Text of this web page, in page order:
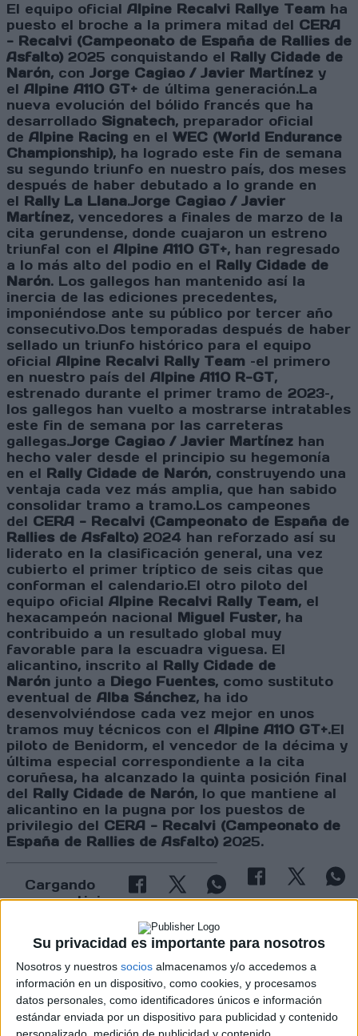
Su privacidad es importante para nosotros
Nosotros y nuestros socios almacenamos y/o accedemos a
información en un dispositivo, como cookies, y procesamos
datos personales, como identificadores únicos e información
estándar enviada por un dispositivo para publicidad y contenido
El equipo oficial Alpine Recalvi Rallye Team ha
puesto el broche a la primera mitad del CERA
- Recalvi (Campeonato de España de Rallies de
Asfalto) 2025 conquistando el Rally Cidade de
Narón, con Jorge Cagiao / Javier Martínez y
el Alpine A110 GT+ de última generación.La
nueva evolución del bólido francés que ha
desarrollado Signatech, preparador oficial
de Alpine Racing en el WEC (World Endurance
Championship), ha logrado este fin de semana
su segundo triunfo en nuestro país, dos meses
después de haber debutado a lo grande en
el Rally La Llana.Jorge Cagiao / Javier
Martínez, vencedores a finales de marzo de la
cita gerundense, donde cuajaron un estreno
triunfal con el Alpine A110 GT+, han regresado
a lo más alto del podio en el Rally Cidade de
Narón. Los gallegos han mantenido así la
inercia de las ediciones precedentes,
imponiéndose ante su público por tercer año
consecutivo.Dos temporadas después de haber
sellado un triunfo histórico para el equipo
oficial Alpine Recalvi Rally Team –el primero
en nuestro país del Alpine A110 R-GT,
estrenado durante el primer tramo de 2023–,
los gallegos han vuelto a mostrarse intratables
este fin de semana por las carreteras
gallegas.Jorge Cagiao / Javier Martínez han
hecho valer desde el principio su hegemonía
en el Rally Cidade de Narón, construyendo una
ventaja cada vez más amplia, que han sabido
consolidar tramo a tramo.Los campeones
del CERA - Recalvi (Campeonato de España de
Rallies de Asfalto) 2024 han reforzado así su
liderato en la clasificación general, una vez
cubierto el primer tríptico de seis citas que
conforman el calendario.El otro piloto del
equipo oficial Alpine Recalvi Rally Team, el
hexacampeón nacional Miguel Fuster, ha
contribuido a un resultado global muy
favorable para la escuadra viguesa. El
alicantino, inscrito al Rally Cidade de
Narón junto a Diego Fuentes, como sustituto
eventual de Alba Sánchez, ha ido
desenvolviéndose cada vez mejor en unos
tramos muy técnicos con el Alpine A110 GT+.El
piloto de Benidorm, el vencedor de la décima y
última especial correspondiente a la cita
coruñesa, ha alcanzado la quinta posición final
del Rally Cidade de Narón, lo que mantiene al
alicantino en la pugna por los puestos de
privilegio del CERA - Recalvi (Campeonato de
España de Rallies de Asfalto) 2025.
Cargando
nueva noticia
No hay más noticias en esta categoría.